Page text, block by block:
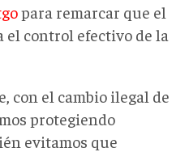
para remarcar que el
control efectivo de la
con el cambio ilegal de
protegiendo
evitamos que